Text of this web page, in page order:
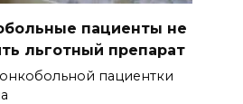
пациенты не
льготный препарат
пациентки